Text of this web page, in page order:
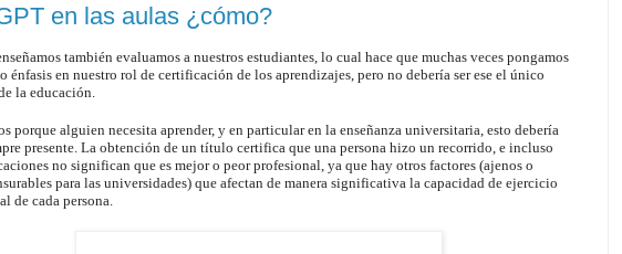
en las aulas ¿cómo?
también evaluamos a nuestros estudiantes, lo cual hace que muchas veces pongamos
énfasis en nuestro rol de certificación de los aprendizajes, pero no debería ser ese el único
la educación.
porque alguien necesita aprender, y en particular en la enseñanza universitaria, esto debería
presente. La obtención de un título certifica que una persona hizo un recorrido, e incluso
no significan que es mejor o peor profesional, ya que hay otros factores (ajenos o
para las universidades) que afectan de manera significativa la capacidad de ejercicio
de cada persona.